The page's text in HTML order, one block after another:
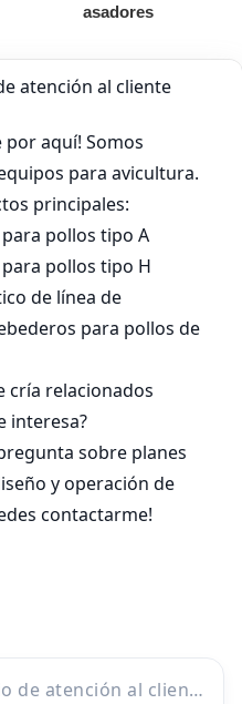
asadores
Bandeja de
alimentación para
pollos de engorde
Otro equipo